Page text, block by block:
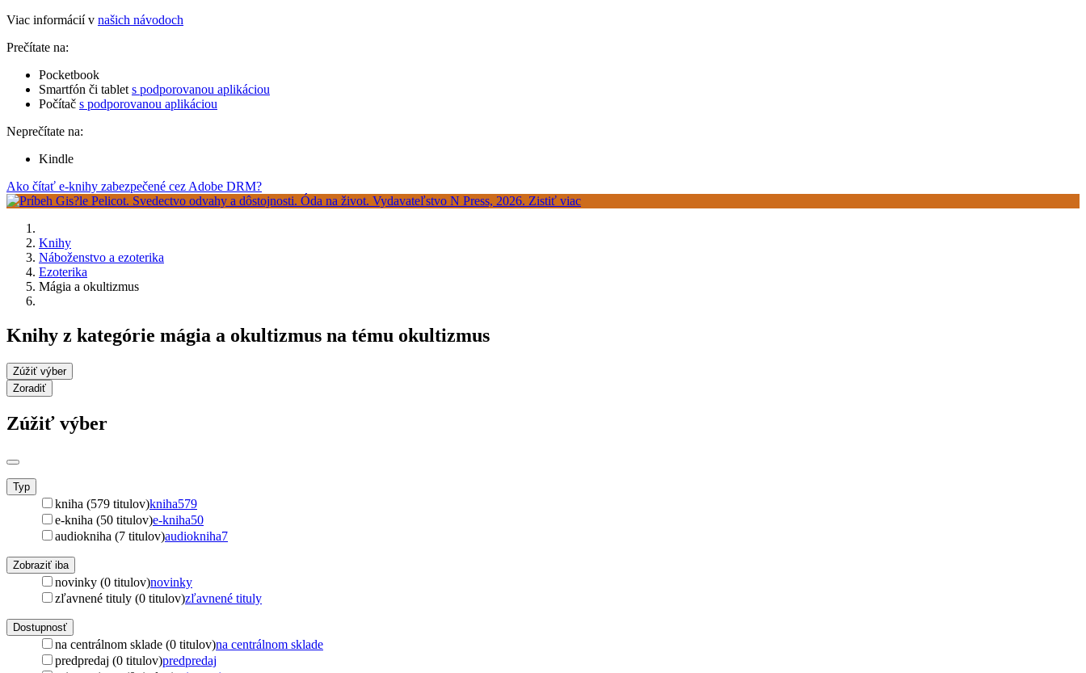
Viac informácií v našich návodoch
Prečítate na:
Pocketbook
Smartfón či tablet s podporovanou aplikáciou
Počítač s podporovanou aplikáciou
Neprečítate na:
Kindle
Ako čítať e-knihy zabezpečené cez Adobe DRM?
Knihy
Náboženstvo a ezoterika
Ezoterika
Mágia a okultizmus
Knihy z kategórie mágia a okultizmus na tému okultizmus
Zúžiť výber
Zoradiť
Zúžiť výber
Typ
kniha (579 titulov)kniha579
e-kniha (50 titulov)e-kniha50
audiokniha (7 titulov)audiokniha7
Zobraziť iba
novinky (0 titulov)novinky
zľavnené tituly (0 titulov)zľavnené tituly
Dostupnosť
na centrálnom sklade (0 titulov)na centrálnom sklade
predpredaj (0 titulov)predpredaj